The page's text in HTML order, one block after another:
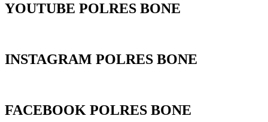
YOUTUBE POLRES BONE
INSTAGRAM POLRES BONE
FACEBOOK POLRES BONE